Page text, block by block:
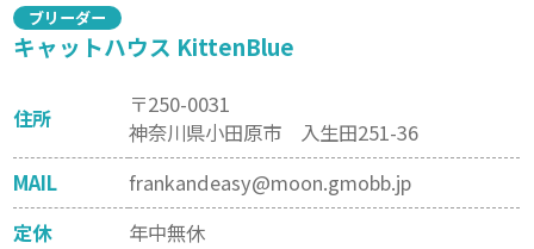
ブリーダー
キャットハウス KittenBlue
住所
〒250-0031
神奈川県小田原市 入生田251-36
MAIL
frankandeasy@moon.gmobb.jp
定休
年中無休